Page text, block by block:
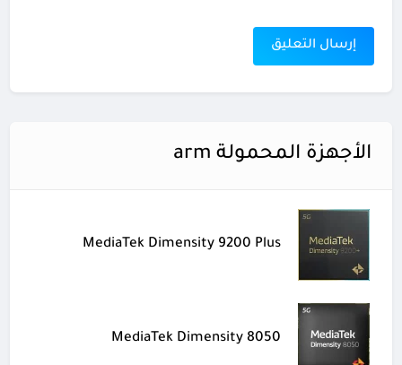
الأجهزة المحمولة arm
MediaTek Dimensity 9200 Plus
MediaTek Dimensity 8050